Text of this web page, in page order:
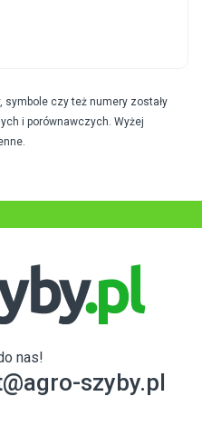
symbole czy też numery zostały
i porównawczych. Wyżej
nas!
szyby.pl